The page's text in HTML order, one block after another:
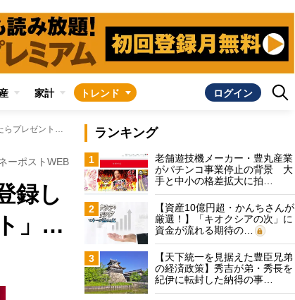
家計 トレンド ログイン
【SNSのキャンペーン問題】「友だち登録したら割引」「フォローしたらプレゼント」…悩ましい“フォロー解除”はいつするか
ーポストWEB
録し
」…
ランキング
1
老舗遊技機メーカー・豊丸産業
がパチンコ事業停止の背景 大
手と中小の格差拡大に拍…
2
【資産10億円超・かんちさんが
厳選！】「キオクシアの次」に
資金が流れる期待の…
3
【天下統一を見据えた豊臣兄弟
の経済政策】秀吉が弟・秀長を
紀伊に転封した納得の事…